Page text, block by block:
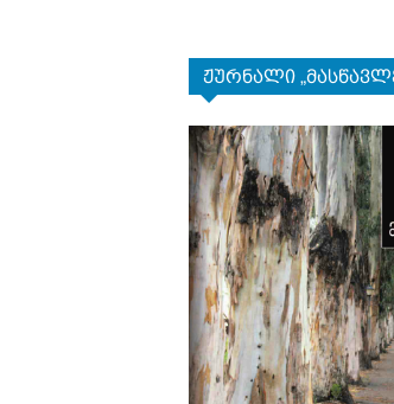
ჟურნალი